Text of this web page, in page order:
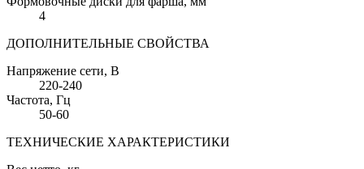
4
ДОПОЛНИТЕЛЬНЫЕ СВОЙСТВА
Напряжение сети, В
220-240
Частота, Гц
50-60
ТЕХНИЧЕСКИЕ ХАРАКТЕРИСТИКИ